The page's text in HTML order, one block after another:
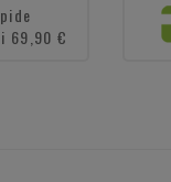
69,90 €